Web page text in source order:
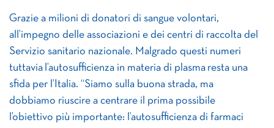
Grazie a milioni di donatori di sangue volontari,
all’impegno delle associazioni e dei centri di raccolta del
Servizio sanitario nazionale. Malgrado questi numeri
tuttavia l’autosufficienza in materia di plasma resta una
sfida per l’Italia. “Siamo sulla buona strada, ma
dobbiamo riuscire a centrare il prima possibile
l’obiettivo più importante: l’autosufficienza di farmaci